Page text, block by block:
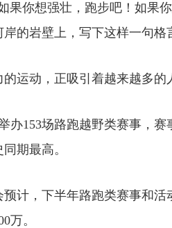
你想强壮，跑步吧！如果你
的岩壁上，写下这样一句格
动，正吸引着越来越多的
153场路跑越野类赛事，赛
期最高。
，下半年路跑类赛事和活
万。